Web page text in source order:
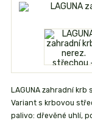
LAGUNA zahradní krb
Variant s krbovou
palivo: dřevěné uhlí,